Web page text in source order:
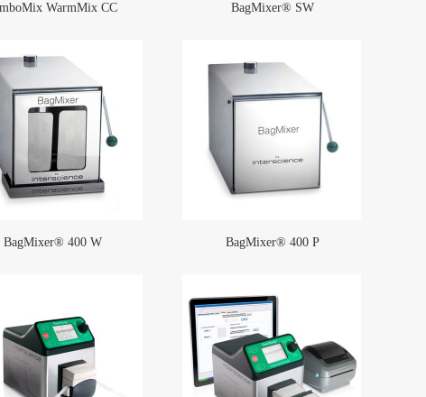
WarmMix CC BagMixer® SW
BagMixer® 400 W BagMixer® 400 P